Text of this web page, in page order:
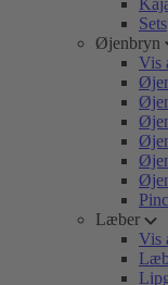
Sets
Øjenbryn
Vis
Læber
Vis